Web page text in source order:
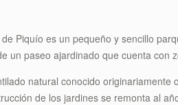
Piquío es un pequeño y sencillo
un paseo ajardinado que cuenta con
natural conocido
de los jardines se remonta al